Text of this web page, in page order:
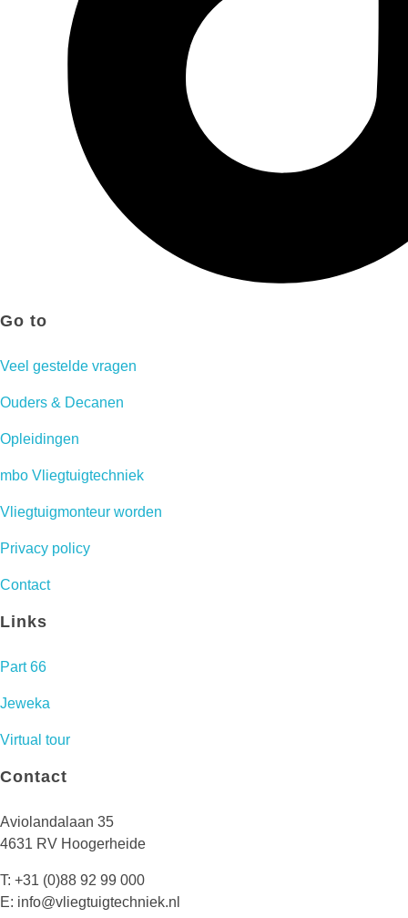
Go to
Veel gestelde vragen
Ouders & Decanen
Opleidingen
mbo Vliegtuigtechniek
Vliegtuigmonteur worden
Privacy policy
Contact
Links
Part 66
Jeweka
Virtual tour
Contact
Aviolandalaan 35
4631 RV Hoogerheide
T: +31 (0)88 92 99 000
E: info@vliegtuigtechniek.nl